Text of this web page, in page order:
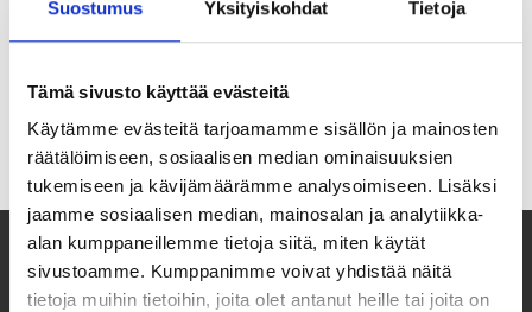
Suostumus Yksityiskohdat Tietoja
Tämä sivusto käyttää evästeitä
Käytämme evästeitä tarjoamamme sisällön ja mainosten
räätälöimiseen, sosiaalisen median ominaisuuksien
tukemiseen ja kävijämäärämme analysoimiseen. Lisäksi
jaamme sosiaalisen median, mainosalan ja analytiikka-
alan kumppaneillemme tietoja siitä, miten käytät
sivustoamme. Kumppanimme voivat yhdistää näitä
tietoja muihin tietoihin, joita olet antanut heille tai joita on